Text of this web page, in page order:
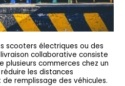
scooters électriques ou des
collaborative consiste
plusieurs commerces chez un
les distances
remplissage des véhicules.